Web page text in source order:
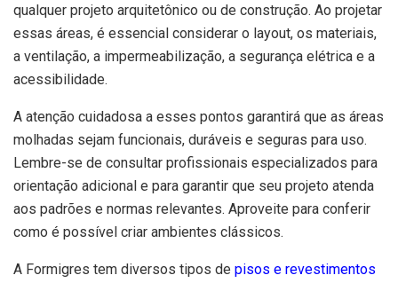
qualquer projeto arquitetônico ou de construção. Ao projetar
essas áreas, é essencial considerar o layout, os materiais,
a ventilação, a impermeabilização, a segurança elétrica e a
acessibilidade.
A atenção cuidadosa a esses pontos garantirá que as áreas
molhadas sejam funcionais, duráveis e seguras para uso.
Lembre-se de consultar profissionais especializados para
orientação adicional e para garantir que seu projeto atenda
aos padrões e normas relevantes. Aproveite para conferir
como é possível criar ambientes clássicos.
A Formigres tem diversos tipos de pisos e revestimentos